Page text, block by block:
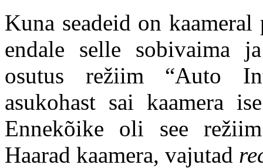
Kuna seadeid on
endale selle sobivaima
osutus režiim “Auto
asukohast sai kaamera
Ennekõike oli see
Haarad kaamera, vajutad